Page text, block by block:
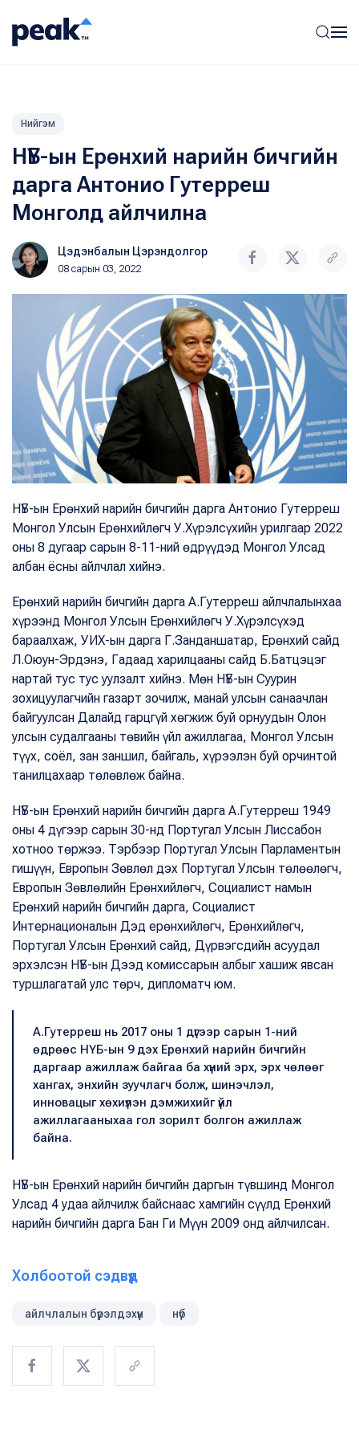
Нийгэм
НҮБ-ын Ерөнхий нарийн бичгийн
дарга Антонио Гутерреш
Монголд айлчилна
Цэдэнбалын Цэрэндолгор
08 сарын 03, 2022
НҮБ-ын Ерөнхий нарийн бичгийн дарга Антонио Гутерреш
Монгол Улсын Ерөнхийлөгч У.Хүрэлсүхийн урилгаар 2022
оны 8 дугаар сарын 8-11-ний өдрүүдэд Монгол Улсад
албан ёсны айлчлал хийнэ.
Ерөнхий нарийн бичгийн дарга А.Гутерреш айлчлалынхаа
хүрээнд Монгол Улсын Ерөнхийлөгч У.Хүрэлсүхэд
бараалхаж, УИХ-ын дарга Г.Занданшатар, Ерөнхий сайд
Л.Оюун-Эрдэнэ, Гадаад харилцааны сайд Б.Батцэцэг
нартай тус тус уулзалт хийнэ. Мөн НҮБ-ын Суурин
зохицуулагчийн газарт зочилж, манай улсын санаачлан
байгуулсан Далайд гарцгүй хөгжиж буй орнуудын Олон
улсын судалгааны төвийн үйл ажиллагаа, Монгол Улсын
түүх, соёл, зан заншил, байгаль, хүрээлэн буй орчинтой
танилцахаар төлөвлөж байна.
НҮБ-ын Ерөнхий нарийн бичгийн дарга А.Гутерреш 1949
оны 4 дүгээр сарын 30-нд Португал Улсын Лиссабон
хотноо төржээ. Тэрбээр Португал Улсын Парламентын
гишүүн, Европын Зөвлөл дэх Португал Улсын төлөөлөгч,
Европын Зөвлөлийн Ерөнхийлөгч, Социалист намын
Ерөнхий нарийн бичгийн дарга, Социалист
Интернационалын Дэд ерөнхийлөгч, Ерөнхийлөгч,
Португал Улсын Ерөнхий сайд, Дүрвэгсдийн асуудал
эрхэлсэн НҮБ-ын Дээд комиссарын албыг хашиж явсан
туршлагатай улс төрч, дипломатч юм.
А.Гутерреш нь 2017 оны 1 дүгээр сарын 1-ний
өдрөөс НҮБ-ын 9 дэх Ерөнхий нарийн бичгийн
даргаар ажиллаж байгаа ба хүний эрх, эрх чөлөөг
хангах, энхийн зуучлагч болж, шинэчлэл,
инновацыг хөхиүлэн дэмжихийг үйл
ажиллагааныхаа гол зорилт болгон ажиллаж
байна.
НҮБ-ын Ерөнхий нарийн бичгийн даргын түвшинд Монгол
Улсад 4 удаа айлчилж байснаас хамгийн сүүлд Ерөнхий
нарийн бичгийн дарга Бан Ги Мүүн 2009 онд айлчилсан.
Холбоотой сэдвүүд
айлчлалын бүрэлдэхүүн нүб